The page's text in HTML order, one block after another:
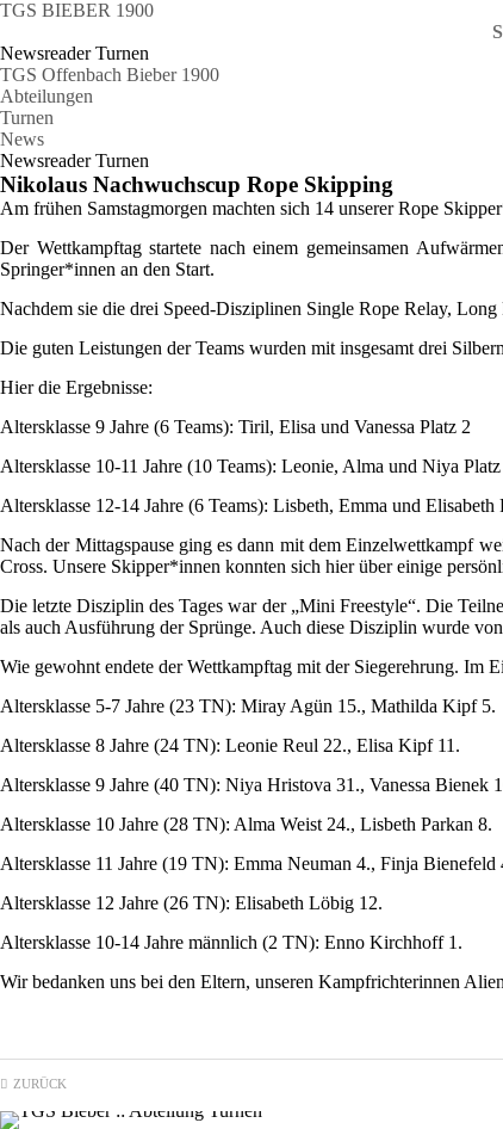
TGS BIEBER 1900
Newsreader Turnen
TGS Offenbach Bieber 1900
Abteilungen
Turnen
News
Newsreader Turnen
Nikolaus Nachwuchscup Rope Skipping
Am frühen Samstagmorgen machten sich 14 unserer Rope
Der Wettkampftag startete nach einem gemeinsamen
Springer*innen an den Start.
Nachdem sie die drei Speed-Disziplinen Single Rope Relay,
Die guten Leistungen der Teams wurden mit insgesamt drei
Hier die Ergebnisse:
Altersklasse 9 Jahre (6 Teams): Tiril, Elisa und Vanessa Platz 2
Altersklasse 10-11 Jahre (10 Teams): Leonie, Alma und Niya
Altersklasse 12-14 Jahre (6 Teams): Lisbeth, Emma und Elisabeth
Nach der Mittagspause ging es dann mit dem Einzelwettkampf
Cross. Unsere Skipper*innen konnten sich hier über einige
Die letzte Disziplin des Tages war der „Mini Freestyle“. Die
als auch Ausführung der Sprünge. Auch diese Disziplin wurde
Wie gewohnt endete der Wettkampftag mit der Siegerehrung. Im
Altersklasse 5-7 Jahre (23 TN): Miray Agün 15., Mathilda Kipf 5.
Altersklasse 8 Jahre (24 TN): Leonie Reul 22., Elisa Kipf 11.
Altersklasse 9 Jahre (40 TN): Niya Hristova 31., Vanessa
Altersklasse 10 Jahre (28 TN): Alma Weist 24., Lisbeth Parkan 8.
Altersklasse 11 Jahre (19 TN): Emma Neuman 4., Finja Bienefeld
Altersklasse 12 Jahre (26 TN): Elisabeth Löbig 12.
Altersklasse 10-14 Jahre männlich (2 TN): Enno Kirchhoff 1.
Wir bedanken uns bei den Eltern, unseren Kampfrichterinnen
ZURÜCK